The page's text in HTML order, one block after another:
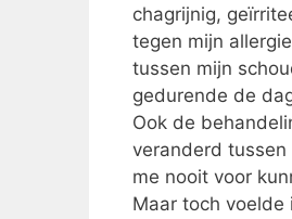
chagrijnig,
tegen mijn
tussen mijn
gedurende de
Ook de
veranderd tussen
me nooit voor
Maar toch voelde